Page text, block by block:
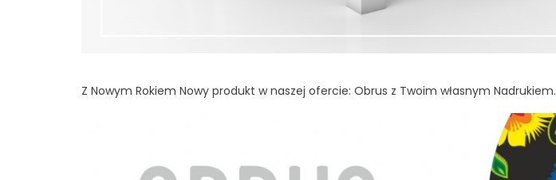
Z Nowym Rokiem Nowy produkt w naszej ofercie: Obrus z Twoim własnym Nadrukiem.